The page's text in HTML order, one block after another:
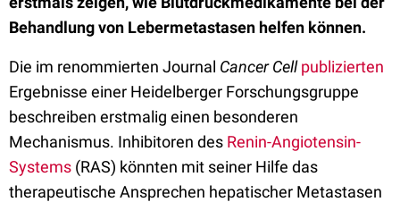
Behandlung von Lebermetastasen helfen können.
Die im renommierten Journal Cancer Cell publizierten
Ergebnisse einer Heidelberger Forschungsgruppe
beschreiben erstmalig einen besonderen
Mechanismus. Inhibitoren des Renin-Angiotensin-
Systems (RAS) könnten mit seiner Hilfe das
therapeutische Ansprechen hepatischer Metastasen